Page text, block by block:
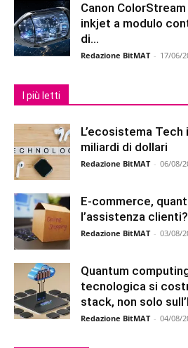
Canon
inkjet a modulo
di...
Redazione BitMAT - 17/06/
I più letti
L’ecosistema
miliardi di dollari
Redazione BitMAT - 06/08/
E-commerce,
l’assistenza clienti?
Redazione BitMAT - 03/08/
Quantum
tecnologica si
stack, non solo
Redazione BitMAT - 04/08/